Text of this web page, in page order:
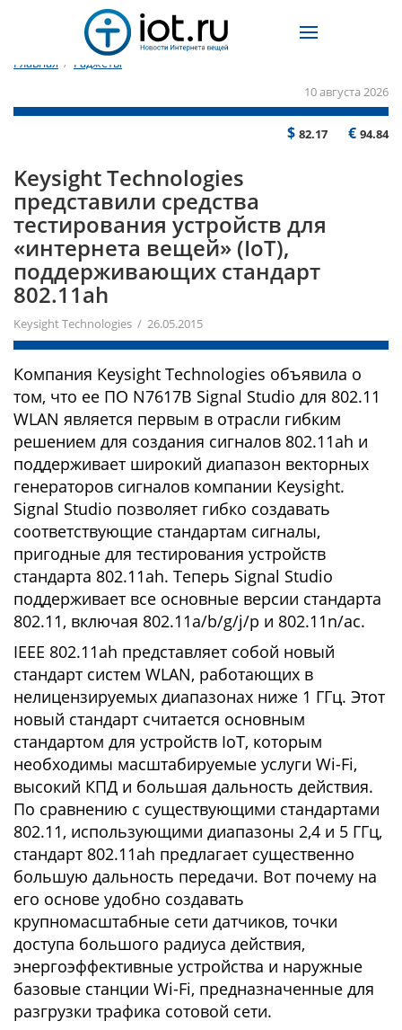
Главная / Гаджеты
10 августа 2026
$ 82.17 € 94.84
Keysight Technologies
представили средства
тестирования устройств для
«интернета вещей» (IoT),
поддерживающих стандарт
802.11ah
Keysight Technologies / 26.05.2015
Компания Keysight Technologies объявила о
том, что ее ПО N7617B Signal Studio для 802.11
WLAN является первым в отрасли гибким
решением для создания сигналов 802.11ah и
поддерживает широкий диапазон векторных
генераторов сигналов компании Keysight.
Signal Studio позволяет гибко создавать
соответствующие стандартам сигналы,
пригодные для тестирования устройств
стандарта 802.11ah. Теперь Signal Studio
поддерживает все основные версии стандарта
802.11, включая 802.11a/b/g/j/p и 802.11n/ac.
IEEE 802.11ah представляет собой новый
стандарт систем WLAN, работающих в
нелицензируемых диапазонах ниже 1 ГГц. Этот
новый стандарт считается основным
стандартом для устройств IoT, которым
необходимы масштабируемые услуги Wi-Fi,
высокий КПД и большая дальность действия.
По сравнению с существующими стандартами
802.11, использующими диапазоны 2,4 и 5 ГГц,
стандарт 802.11ah предлагает существенно
большую дальность передачи. Вот почему на
его основе удобно создавать
крупномасштабные сети датчиков, точки
доступа большого радиуса действия,
энергоэффективные устройства и наружные
базовые станции Wi-Fi, предназначенные для
разгрузки трафика сотовой сети.